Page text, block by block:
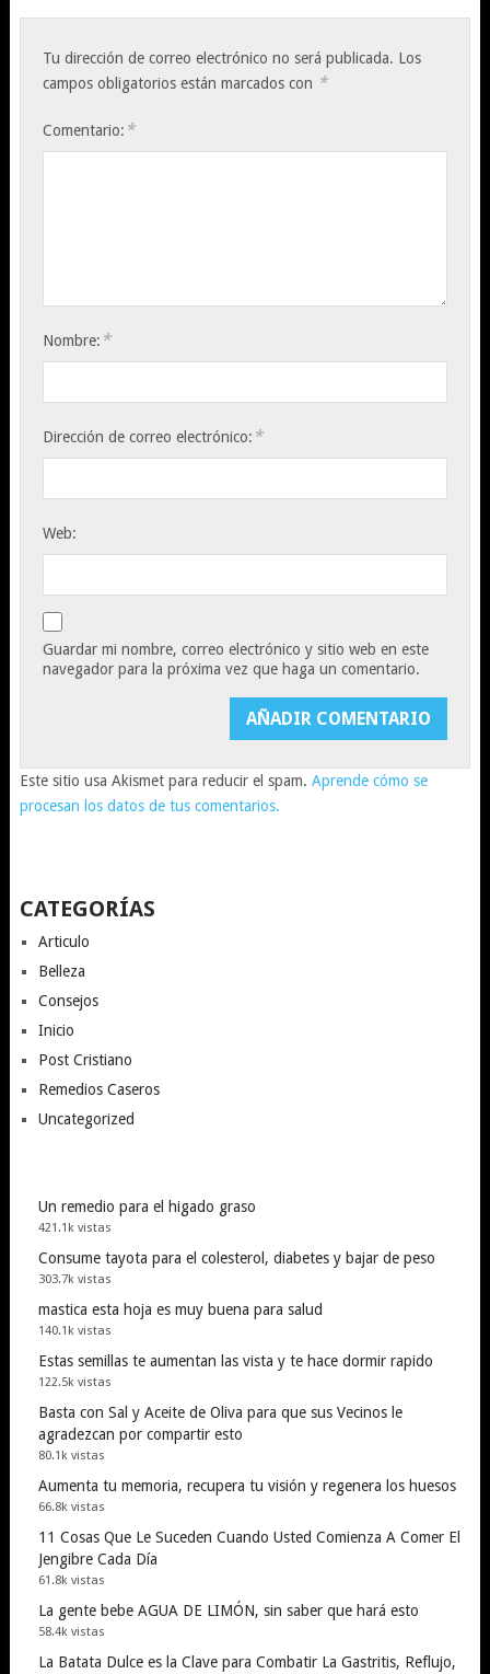
Tu dirección de correo electrónico no será publicada. Los
campos obligatorios están marcados con *
Comentario: *
Nombre: *
Dirección de correo electrónico: *
Web:
Guardar mi nombre, correo electrónico y sitio web en este
navegador para la próxima vez que haga un comentario.
Este sitio usa Akismet para reducir el spam. Aprende cómo se
procesan los datos de tus comentarios.
CATEGORÍAS
Articulo
Belleza
Consejos
Inicio
Post Cristiano
Remedios Caseros
Uncategorized
Un remedio para el higado graso
421.1k vistas
Consume tayota para el colesterol, diabetes y bajar de peso
303.7k vistas
mastica esta hoja es muy buena para salud
140.1k vistas
Estas semillas te aumentan las vista y te hace dormir rapido
122.5k vistas
Basta con Sal y Aceite de Oliva para que sus Vecinos le
agradezcan por compartir esto
80.1k vistas
Aumenta tu memoria, recupera tu visión y regenera los huesos
66.8k vistas
11 Cosas Que Le Suceden Cuando Usted Comienza A Comer El
Jengibre Cada Día
61.8k vistas
La gente bebe AGUA DE LIMÓN, sin saber que hará esto
58.4k vistas
La Batata Dulce es la Clave para Combatir La Gastritis, Reflujo,